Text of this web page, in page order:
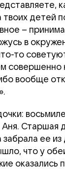
твоих детей
–
в
то
совершенно
вообще
Старшая
ее
что у
оказались